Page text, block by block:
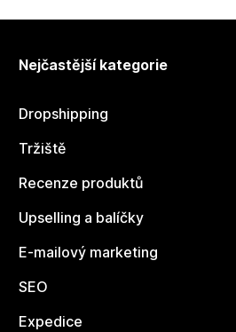
Nejčastější kategorie
Dropshipping
Tržiště
Recenze produktů
Upselling a balíčky
E-mailový marketing
SEO
Expedice